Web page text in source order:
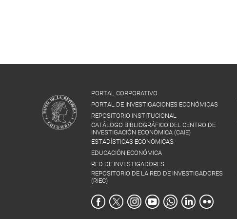
PORTAL CORPORATIVO
PORTAL DE INVESTIGACIONES ECONÓMICAS
REPOSITORIO INSTITUCIONAL
CATÁLOGO BIBLIOGRÁFICO DEL CENTRO DE
INVESTIGACIÓN ECONÓMICA (CAIE)
ESTADÍSTICAS ECONÓMICAS
EDUCACIÓN ECONÓMICA
RED DE INVESTIGADORES
REPOSITORIO DE LA RED DE INVESTIGADORES
(RIEC)